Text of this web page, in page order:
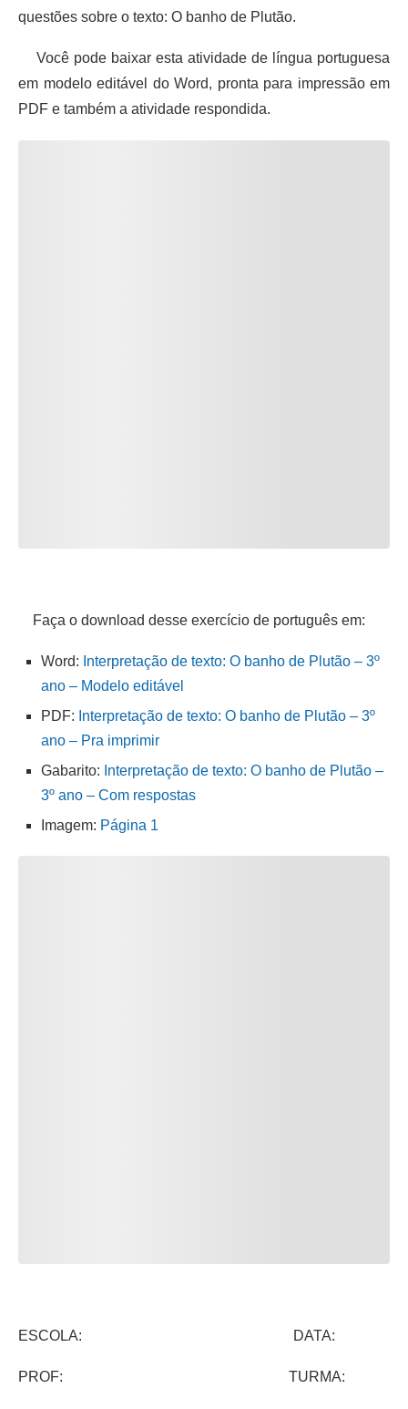
questões sobre o texto: O banho de Plutão.
Você pode baixar esta atividade de língua portuguesa
em modelo editável do Word, pronta para impressão em
PDF e também a atividade respondida.
Faça o download desse exercício de português em:
Word: Interpretação de texto: O banho de Plutão – 3º
ano – Modelo editável
PDF: Interpretação de texto: O banho de Plutão – 3º
ano – Pra imprimir
Gabarito: Interpretação de texto: O banho de Plutão –
3º ano – Com respostas
Imagem: Página 1
ESCOLA: DATA:
PROF: TURMA: